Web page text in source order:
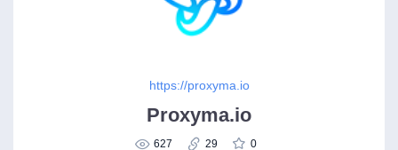
https://proxyma.io
Proxyma.io
627 29 0